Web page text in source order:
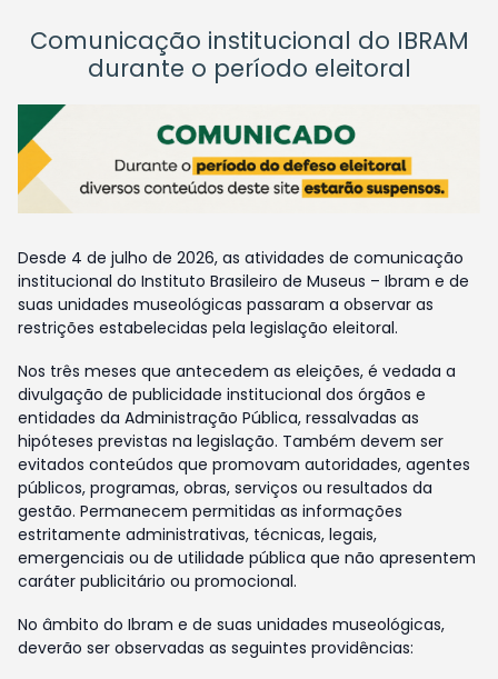
Comunicação institucional do IBRAM
durante o período eleitoral
Desde 4 de julho de 2026, as atividades de comunicação
institucional do Instituto Brasileiro de Museus – Ibram e de
suas unidades museológicas passaram a observar as
restrições estabelecidas pela legislação eleitoral.
Nos três meses que antecedem as eleições, é vedada a
divulgação de publicidade institucional dos órgãos e
entidades da Administração Pública, ressalvadas as
hipóteses previstas na legislação. Também devem ser
evitados conteúdos que promovam autoridades, agentes
públicos, programas, obras, serviços ou resultados da
gestão. Permanecem permitidas as informações
estritamente administrativas, técnicas, legais,
emergenciais ou de utilidade pública que não apresentem
caráter publicitário ou promocional.
No âmbito do Ibram e de suas unidades museológicas,
deverão ser observadas as seguintes providências: